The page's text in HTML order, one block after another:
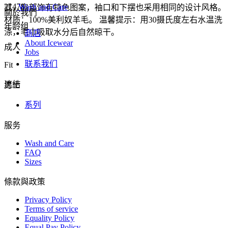
式，肩部饰有特色图案，袖口和下摆也采用相同的设计风格。
材质：100%美利奴羊毛。 温馨提示：用30摄氏度左右水温洗
涤，毛巾吸取水分后自然晾干。
21478
年龄组
成人
Fit
男士
Wash and Care
關於我們
商店
About Icewear
Jobs
联系我们
連結
系列
服务
Wash and Care
FAQ
Sizes
條款與政策
Privacy Policy
Terms of service
Equality Policy